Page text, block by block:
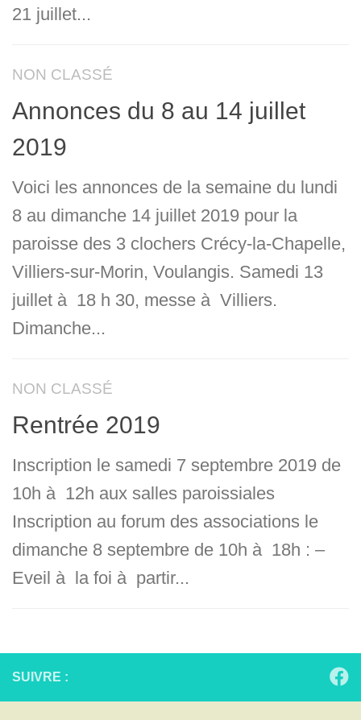
21 juillet...
NON CLASSÉ
Annonces du 8 au 14 juillet
2019
Voici les annonces de la semaine du lundi
8 au dimanche 14 juillet 2019 pour la
paroisse des 3 clochers Crécy-la-Chapelle,
Villiers-sur-Morin, Voulangis. Samedi 13
juillet à 18 h 30, messe à Villiers.
Dimanche...
NON CLASSÉ
Rentrée 2019
Inscription le samedi 7 septembre 2019 de
10h à 12h aux salles paroissiales
Inscription au forum des associations le
dimanche 8 septembre de 10h à 18h : –
Eveil à la foi à partir...
SUIVRE :